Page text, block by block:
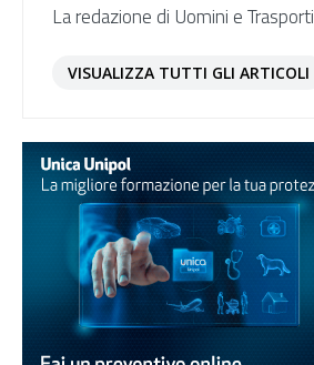
La redazione di Uomini e Trasporti
VISUALIZZA TUTTI GLI ARTICOLI